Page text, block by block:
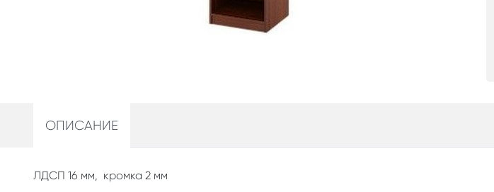
ОПИСАНИЕ
ЛДСП 16 мм, кромка 2 мм